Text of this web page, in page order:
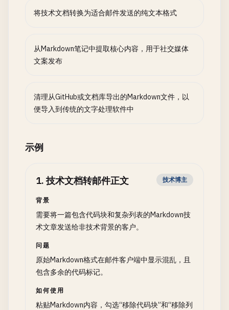
将技术文档转换为适合邮件发送的纯文本格式
从Markdown笔记中提取核心内容，用于社交媒体
文案发布
清理从GitHub或文档库导出的Markdown文件，以
便导入到传统的文字处理软件中
示例
1.技术文档转邮件正文 技术博主
背景
需要将一篇包含代码块和复杂列表的Markdown技
术文章发送给非技术背景的客户。
问题
原始Markdown格式在邮件客户端中显示混乱，且
包含多余的代码标记。
如何使用
粘贴Markdown内容，勾选“移除代码块”和“移除列